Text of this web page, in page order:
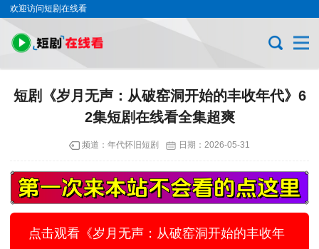
欢迎访问短剧在线看
短剧《岁月无声：从破窑洞开始的丰收年代》6
2集短剧在线看全集超爽
频道： 年代怀旧短剧 日期： 2026-05-31
点击观看《岁月无声：从破窑洞开始的丰收年